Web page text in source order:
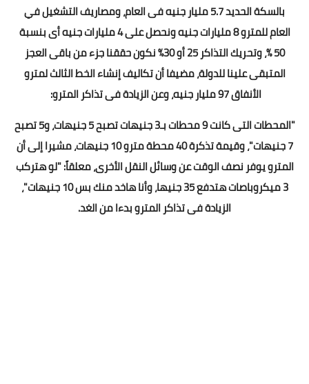
بالسكة الحديد 5.7 مليار جنيه فى العام، ومصاريف التشغيل في
العام للمترو 8 مليارات جنيه ونحصل على 4 مليارات جنيه أى بنسبة
50 %، وتحريك التذاكر 25 أو 30% نكون حققنا جزء من باقى العجز
المتبقى علينا للدولة، مضيفا أن تكاليف إنشاء الخط الثالث لمترو
الأنفاق 97 مليار جنيه، وعن الزيادة فى تذاكر المترو:
"المحطات التى كانت 9 محطات بـ3 جنيهات تصبح 5 جنيهات، و5 تصبح
7 جنيهات"، وقيمة تذكرة 40 محطة مترو 10 جنيهات، مشيرا إلى أن
المترو يوفر نصف الوقت عن وسائل النقل الأخرى، معلقاً: "لو هتركب
3 ميكروباصات هتدفع 35 جنيها، وأنا هاخد منك بس 10 جنيهات"،
الزيادة فى تذاكر المترو بدءا من الغد.